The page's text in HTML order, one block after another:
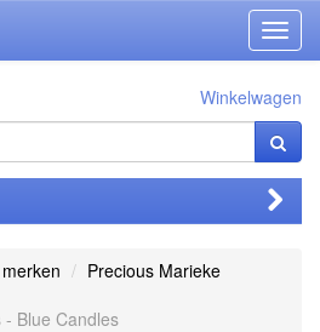
Winkelwagen
Precious Marieke
- Blue Candles